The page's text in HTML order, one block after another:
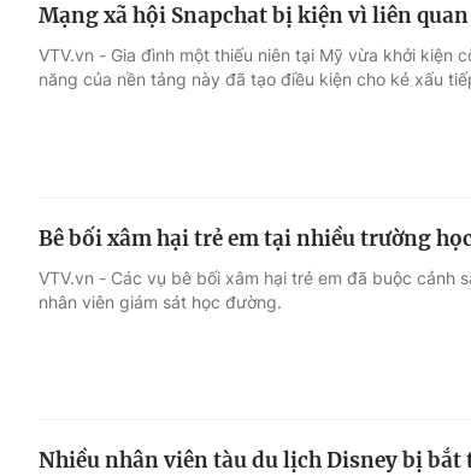
Điện ảnh
Âm nhạc
Sao
Du lịch
Làm đẹp
Mạng xã hội Snapchat bị kiện vì liên
VTV.vn - Gia đình một thiếu niên tại Mỹ vừa khởi kiện
năng của nền tảng này đã tạo điều kiện cho kẻ xấu
Bê bối xâm hại trẻ em tại nhiều trường
VTV.vn - Các vụ bê bối xâm hại trẻ em đã buộc cảnh
nhân viên giám sát học đường.
Nhiều nhân viên tàu du lịch Disney bị